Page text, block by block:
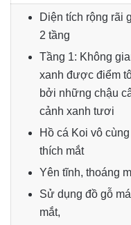
Diện tích rộng rãi
2 tầng
Tầng 1: Không
xanh được điểm
bởi những chậu
cảnh xanh tươi
Hồ cá Koi vô cùng
thích mắt
Yên tĩnh, thoáng
Sử dụng đồ gỗ
mắt,